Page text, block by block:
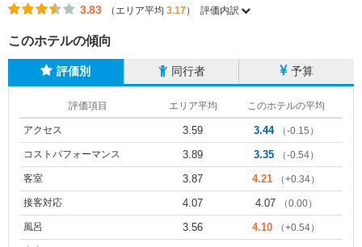
3.83 （エリア平均 3.17） 評価内訳
このホテルの傾向
評価別 同行者 予算
評価項目 エリア平均 このホテルの平均
アクセス 3.59 3.44 （-0.15）
コストパフォーマンス 3.89 3.35 （-0.54）
客室 3.87 4.21 （+0.34）
接客対応 4.07 4.07 （0.00）
風呂 3.56 4.10 （+0.54）